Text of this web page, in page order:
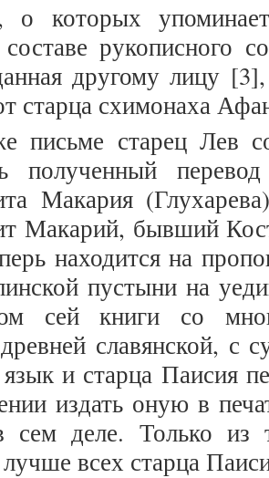
о которых
рукописного
другому лицу
старца схимонаха
письме старец Лев
полученный
Макария
Макарий, бывший
находится на
пустыни на
сей книги со
славянской, с
и старца Паисия
издать оную в
деле. Только из
всех старца